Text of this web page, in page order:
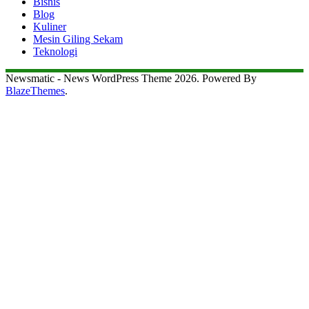
Blog
Kuliner
Mesin Giling Sekam
Teknologi
Newsmatic - News WordPress Theme 2026. Powered By
BlazeThemes.